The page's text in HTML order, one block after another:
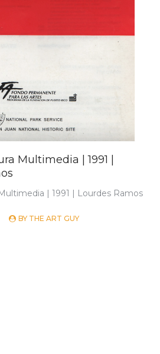
Multimedia | 1991 |
| 1991 | Lourdes Ramos
BY THE ART GUY